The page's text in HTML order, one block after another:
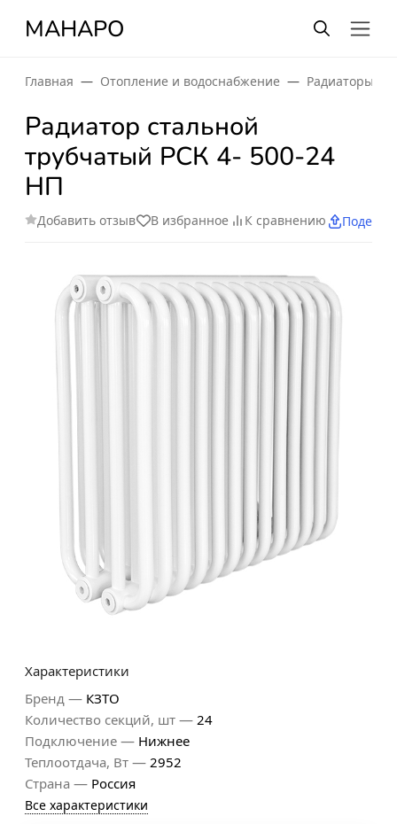
МАНАРО
Главная Отопление и водоснабжение Радиаторы
Радиатор стальной
трубчатый РСК 4- 500-24
НП
Добавить отзыв В избранное К сравнению
Характеристики
Бренд — КЗТО
Количество секций, шт — 24
Подключение — Нижнее
Теплоотдача, Вт — 2952
Страна — Россия
Все характеристики